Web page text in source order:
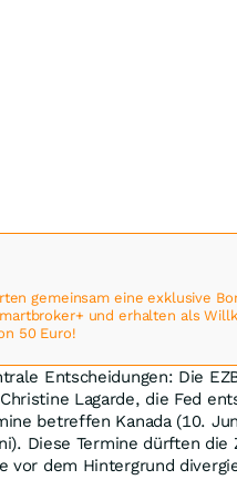
gemeinsam eine exklusive
und erhalten als
50 Euro!
Entscheidungen: Die
Lagarde, die Fed
betreffen Kanada (10.
Diese Termine dürften die
vor dem Hintergrund